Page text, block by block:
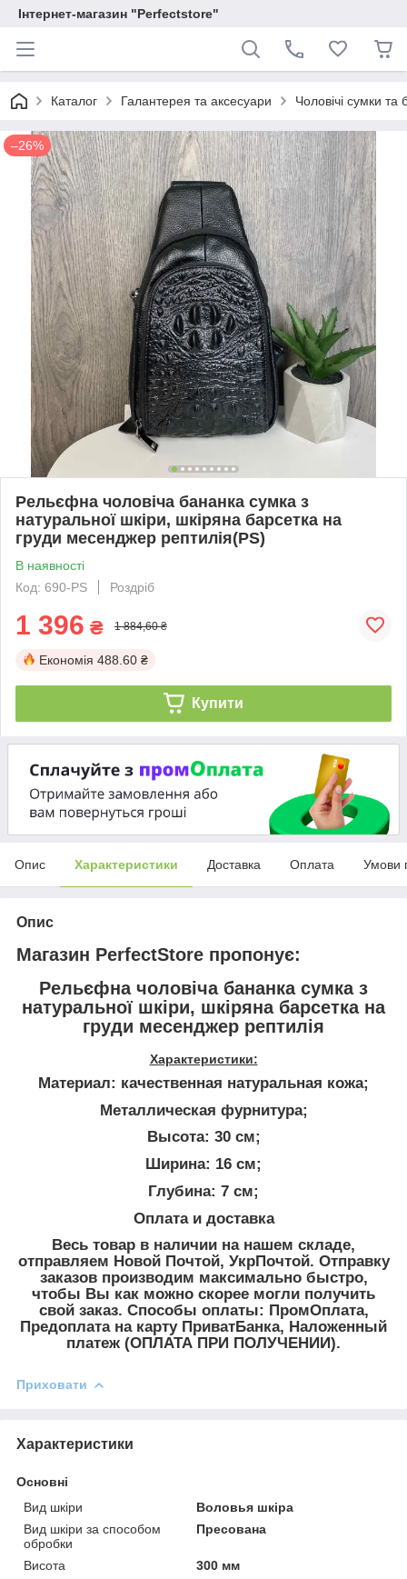
Інтернет-магазин "Perfectstore"
Каталог Галантерея та аксесуари Чоловічі сумки та
–26%
Рельєфна чоловіча бананка сумка з
натуральної шкіри, шкіряна барсетка на
груди месенджер рептилія(PS)
В наявності
Код: 690-PS
Роздріб
1 396 ₴ 1 884,60 ₴
Економія 488.60 ₴
Купити
Опис Характеристики Доставка Оплата Умови
Опис
Магазин PerfectStore пропонує:
Рельєфна чоловіча бананка сумка з
натуральної шкіри, шкіряна барсетка на
груди месенджер рептилія
Характеристики:
Материал: качественная натуральная кожа;
Металлическая фурнитура;
Высота: 30 см;
Ширина: 16 см;
Глубина: 7 см;
Оплата и доставка
Весь товар в наличии на нашем складе,
отправляем Новой Почтой, УкрПочтой. Отправку
заказов производим максимально быстро,
чтобы Вы как можно скорее могли получить
свой заказ. Способы оплаты: ПромОплата,
Предоплата на карту ПриватБанка, Наложенный
платеж (ОПЛАТА ПРИ ПОЛУЧЕНИИ).
Приховати
Характеристики
Основні
Вид шкіри
Воловья шкіра
Вид шкіри за способом
обробки
Пресована
Висота
300 мм